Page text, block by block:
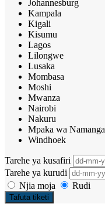
Johannesburg
Kampala
Kigali
Kisumu
Lagos
Lilongwe
Lusaka
Mombasa
Moshi
Mwanza
Nairobi
Nakuru
Mpaka wa Namanga
Windhoek
Tarehe ya kusafiri
Tarehe ya kurudi
Njia moja
Rudi
Tafuta tiketi